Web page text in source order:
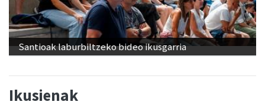
Santioak laburbiltzeko bideo ikusgarria
Ikusienak